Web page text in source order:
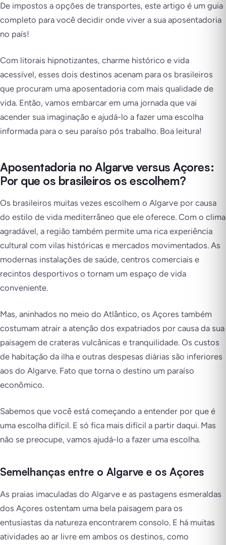
De impostos a opções de transportes, este artigo é um guia
completo para você decidir onde viver a sua aposentadoria
no país!
Com litorais hipnotizantes, charme histórico e vida
acessível, esses dois destinos acenam para os brasileiros
que procuram uma aposentadoria com mais qualidade de
vida. Então, vamos embarcar em uma jornada que vai
acender sua imaginação e ajudá-lo a fazer uma escolha
informada para o seu paraíso pós trabalho. Boa leitura!
Aposentadoria no Algarve versus Açores:
Por que os brasileiros os escolhem?
Os brasileiros muitas vezes escolhem o Algarve por causa
do estilo de vida mediterrâneo que ele oferece. Com o clima
agradável, a região também permite uma rica experiência
cultural com vilas históricas e mercados movimentados. As
modernas instalações de saúde, centros comerciais e
recintos desportivos o tornam um espaço de vida
conveniente.
Mas, aninhados no meio do Atlântico, os Açores também
costumam atrair a atenção dos expatriados por causa da sua
paisagem de crateras vulcânicas e tranquilidade. Os custos
de habitação da ilha e outras despesas diárias são inferiores
aos do Algarve. Fato que torna o destino um paraíso
econômico.
Sabemos que você está começando a entender por que é
uma escolha difícil. E só fica mais difícil a partir daqui. Mas
não se preocupe, vamos ajudá-lo a fazer uma escolha.
Semelhanças entre o Algarve e os Açores
As praias imaculadas do Algarve e as pastagens esmeraldas
dos Açores ostentam uma bela paisagem para os
entusiastas da natureza encontrarem consolo. E há muitas
atividades ao ar livre em ambos os destinos, como